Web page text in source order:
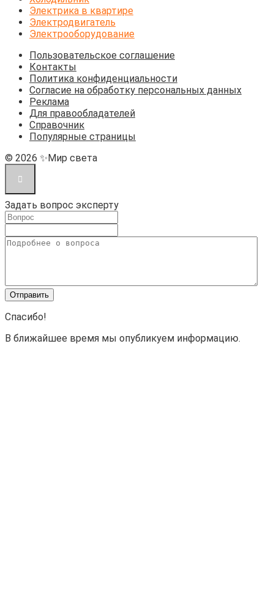
Электрика в квартире
Электродвигатель
Электрооборудование
Пользовательское соглашение
Контакты
Политика конфиденциальности
Согласие на обработку персональных данных
Реклама
Для правообладателей
Справочник
Популярные страницы
© 2026 ✨Мир света
Задать вопрос эксперту
Спасибо!
В ближайшее время мы опубликуем информацию.